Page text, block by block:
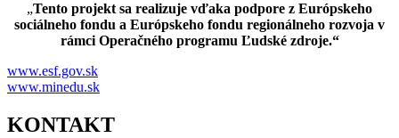
„Tento projekt sa realizuje vďaka podpore z Európskeho
sociálneho fondu a Európskeho fondu regionálneho rozvoja v
rámci Operačného programu Ľudské zdroje.“
www.esf.gov.sk
www.minedu.sk
KONTAKT